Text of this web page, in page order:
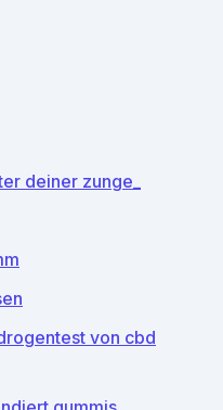
deiner zunge_
von cbd